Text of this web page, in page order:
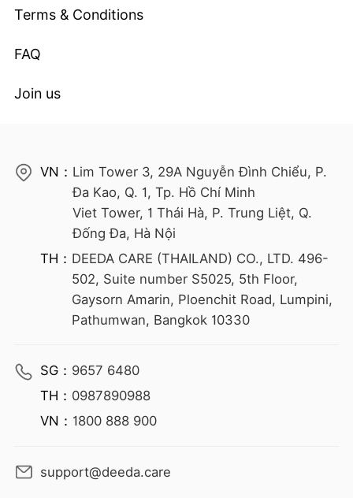
Terms & Conditions
FAQ
Join us
VN： Lim Tower 3, 29A Nguyễn Đình Chiểu, P.
Đa Kao, Q. 1, Tp. Hồ Chí Minh
Viet Tower, 1 Thái Hà, P. Trung Liệt, Q.
Đống Đa, Hà Nội
TH： DEEDA CARE (THAILAND) CO., LTD. 496-
502, Suite number S5025, 5th Floor,
Gaysorn Amarin, Ploenchit Road, Lumpini,
Pathumwan, Bangkok 10330
SG： 9657 6480
TH： 0987890988
VN： 1800 888 900
support@deeda.care